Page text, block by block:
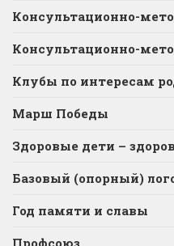
Консультационно-
Консультационно-
Клубы по интересам
Марш Победы
Здоровые дети –
Базовый (опорный)
Год памяти и славы
Профсоюз